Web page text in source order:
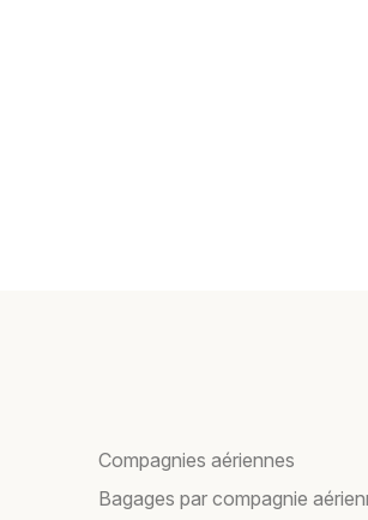
Compagnies aériennes
Bagages par compagnie